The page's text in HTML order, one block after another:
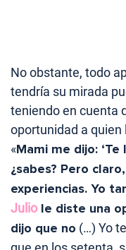
No obstante, todo
tendría su mirada
teniendo en cuenta
oportunidad a quien
«Mami me dijo:
¿sabes? Pero
experiencias. Yo
Julio le diste una
dijo que no (…) Yo